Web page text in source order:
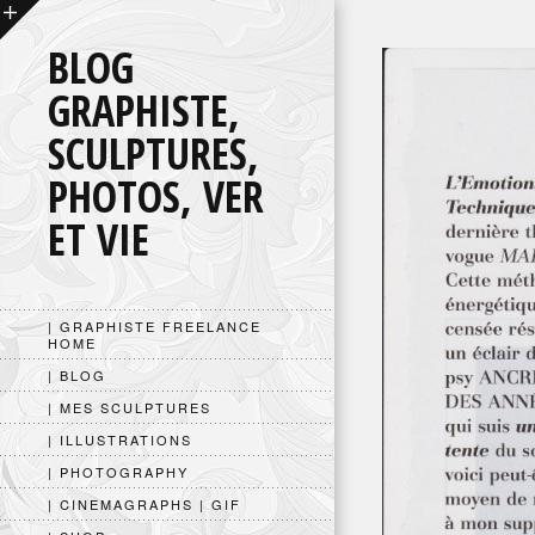
BLOG
GRAPHISTE,
SCULPTURES,
PHOTOS, VER
ET VIE
| GRAPHISTE FREELANCE
HOME
| BLOG
| MES SCULPTURES
| ILLUSTRATIONS
| PHOTOGRAPHY
| CINEMAGRAPHS | GIF